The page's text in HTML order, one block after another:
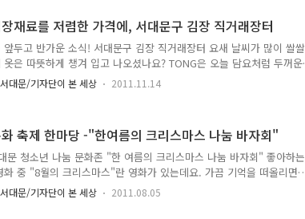
라면 추석 준비 문제 없겠죠~ 옛 모습을 그대로 간직하고 있는 모래내
리하게 리모델링한 영천시장에서는 추석을 준비하는 분들이 많이 오셨
함께 했습니다^^ 아파트 재건축으로 주변 환경은 많이 바뀌었지만 모
옛 장터의 모습을 그대로 간직하고 있는 서대문구의 대표적인 전통
. 추석을 ..
재료를 저렴한 가격에, 서대문구 김장 직거래장터
앞두고 반가운 소식! 서대문구 김장 직거래장터 요새 날씨가 많이 쌀쌀
옷은 따뜻하게 챙겨 입고 나오셨나요? TONG은 오늘 담요처럼 두꺼운
리까지 칭칭감고 나왔는데도 옷 사이로 들어오는 바람이 매섭더라구
와닿는 차가운 바람과 함께 겨울이구나! 실감했는데요, 겨울철 월동준
다가왔구나' 생각하게 됩니다. 지난 8일은 겨울의 시작을 알리는 입동
지요. 올해는 김장의 주재료인 배추와 무 가격이 지난 해 보다 많이 떨
했지만, 양념류는 폭등했습니다. 특히 고춧가루와 새우젓, 소금의 가격
랐다..
대문/기자단이 본 세상 2011.11.14
축제 한마당 -"한여름의 크리스마스 나눔 바자회"
문 청소년 나눔 문화존 "한 여름의 크리스마스 나눔 바자회" 좋아하는
화 중 "8월의 크리스마스"란 영화가 있는데요. 가끔 기억을 떠올리면
해지곤합니다. 그 때문일까요? 7월 23일(토)에 열린 서대문 청소년
의 나눔 행사의 제목이 바로 "한 여름의 크리스마스" 라니 반갑고 설
대문/기자단이 본 세상 2011.08.05